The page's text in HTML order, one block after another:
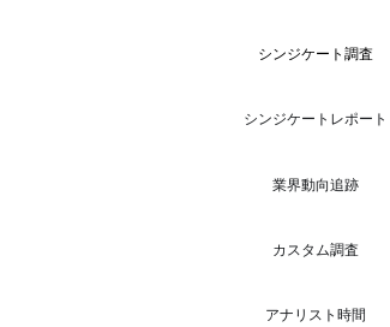
シンジケート調査
シンジケートレポート
業界動向追跡
カスタム調査
アナリスト時間